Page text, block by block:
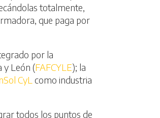
totalmente,
que paga por
por la
y León (FAFCYLE); la
CyL como industria
todos los puntos de